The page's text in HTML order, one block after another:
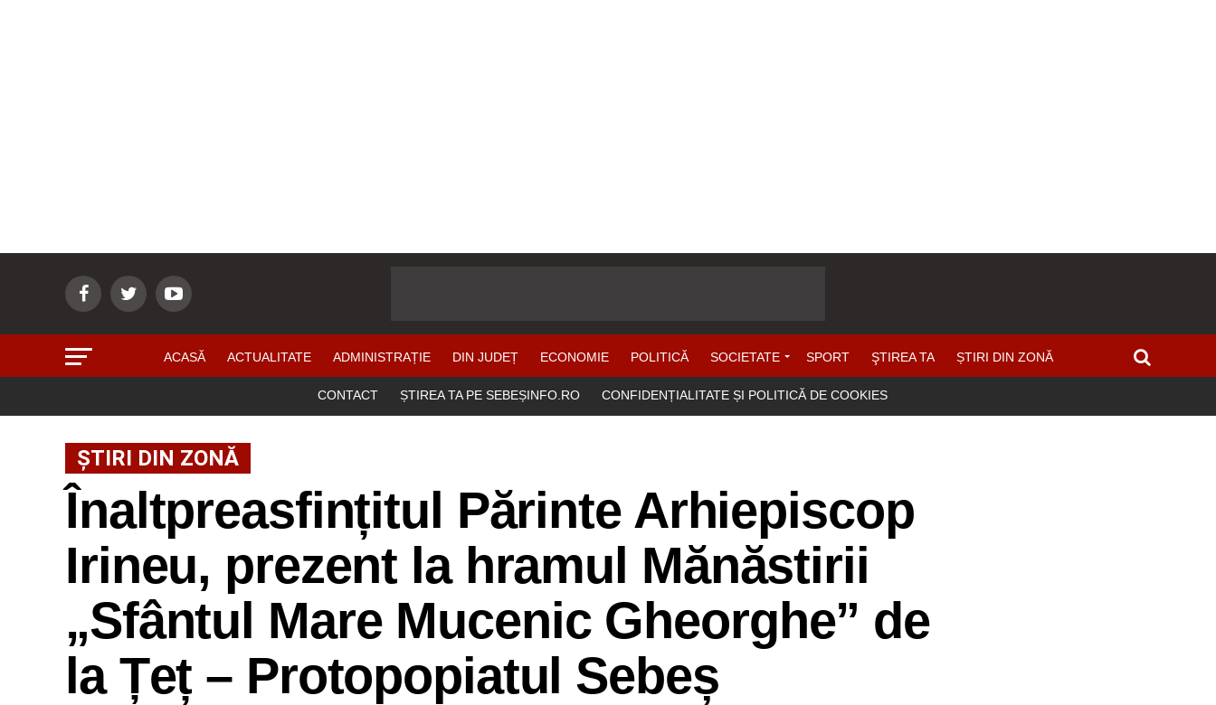
ACASĂ ACTUALITATE ADMINISTRAȚIE DIN JUDEȚ ECONOMIE POLITICĂ SOCIETATE SPORT ŞTIREA TA ȘTIRI DIN ZONĂ
CONTACT ȘTIREA TA PE SEBEȘINFO.RO CONFIDENȚIALITATE ȘI POLITICĂ DE COOKIES
ȘTIRI DIN ZONĂ
Înaltpreasfințitul Părinte Arhiepiscop
Irineu, prezent la hramul Mănăstirii
„Sfântul Mare Mucenic Gheorghe” de
la Țeț – Protopopiatul Sebeș